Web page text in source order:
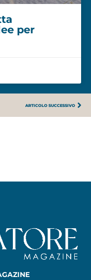
per
ARTICOLO SUCCESSIVO